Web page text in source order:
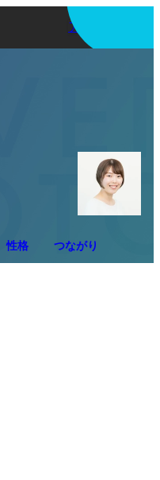
アプリを使う
性格 つながり